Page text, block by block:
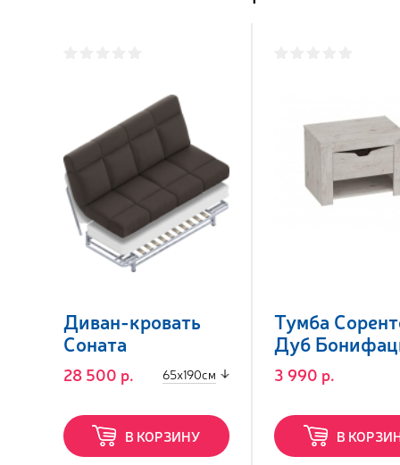
Диван-кровать
Соната
28 500 р. 65x190см
В КОРЗИНУ
Тумба
Дуб
3 990 р.
В